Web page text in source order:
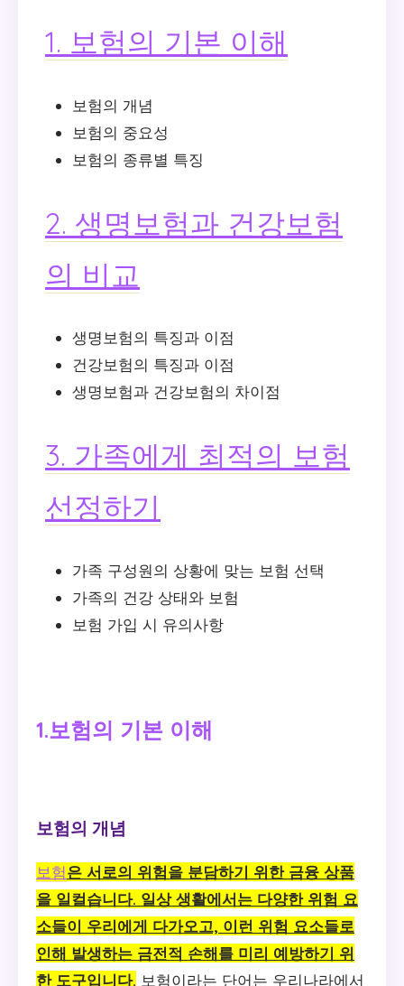
1. 보험의 기본 이해
보험의 개념
보험의 중요성
보험의 종류별 특징
2. 생명보험과 건강보험
의 비교
생명보험의 특징과 이점
건강보험의 특징과 이점
생명보험과 건강보험의 차이점
3. 가족에게 최적의 보험
선정하기
가족 구성원의 상황에 맞는 보험 선택
가족의 건강 상태와 보험
보험 가입 시 유의사항
1.보험의 기본 이해
보험의 개념
보험은 서로의 위험을 분담하기 위한 금융 상품
을 일컬습니다. 일상 생활에서는 다양한 위험 요
소들이 우리에게 다가오고, 이런 위험 요소들로
인해 발생하는 금전적 손해를 미리 예방하기 위
한 도구입니다. 보험이라는 단어는 우리나라에서